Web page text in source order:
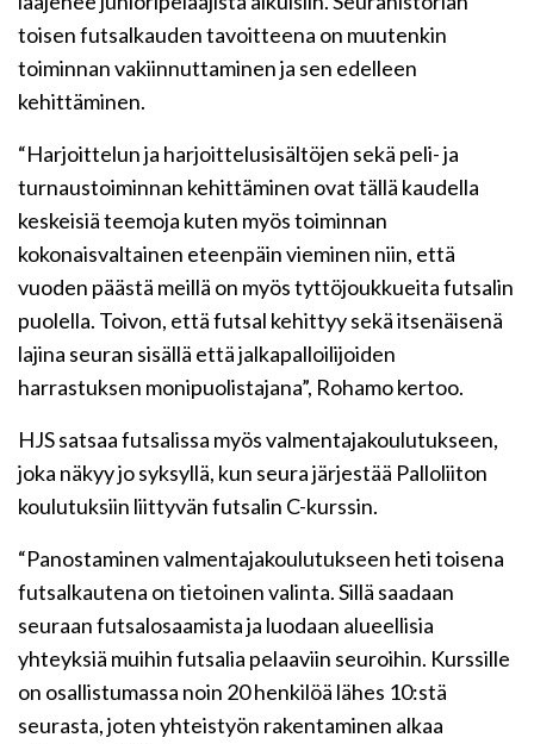
toisen futsalkauden tavoitteena on muutenkin
toiminnan vakiinnuttaminen ja sen edelleen
kehittäminen.
“Harjoittelun ja harjoittelusisältöjen sekä peli- ja
turnaustoiminnan kehittäminen ovat tällä kaudella
keskeisiä teemoja kuten myös toiminnan
kokonaisvaltainen eteenpäin vieminen niin, että
vuoden päästä meillä on myös tyttöjoukkueita futsalin
puolella. Toivon, että futsal kehittyy sekä itsenäisenä
lajina seuran sisällä että jalkapalloilijoiden
harrastuksen monipuolistajana”, Rohamokertoo.
HJS satsaa futsalissa myös valmentajakoulutukseen,
joka näkyy jo syksyllä, kun seura järjestää Palloliiton
koulutuksiin liittyvän futsalin C-kurssin.
“Panostaminen valmentajakoulutukseen heti toisena
futsalkautena on tietoinen valinta. Sillä saadaan
seuraan futsalosaamista ja luodaan alueellisia
yhteyksiä muihin futsalia pelaaviin seuroihin. Kurssille
on osallistumassa noin 20 henkilöä lähes 10:stä
seurasta, joten yhteistyön rakentaminen alkaa